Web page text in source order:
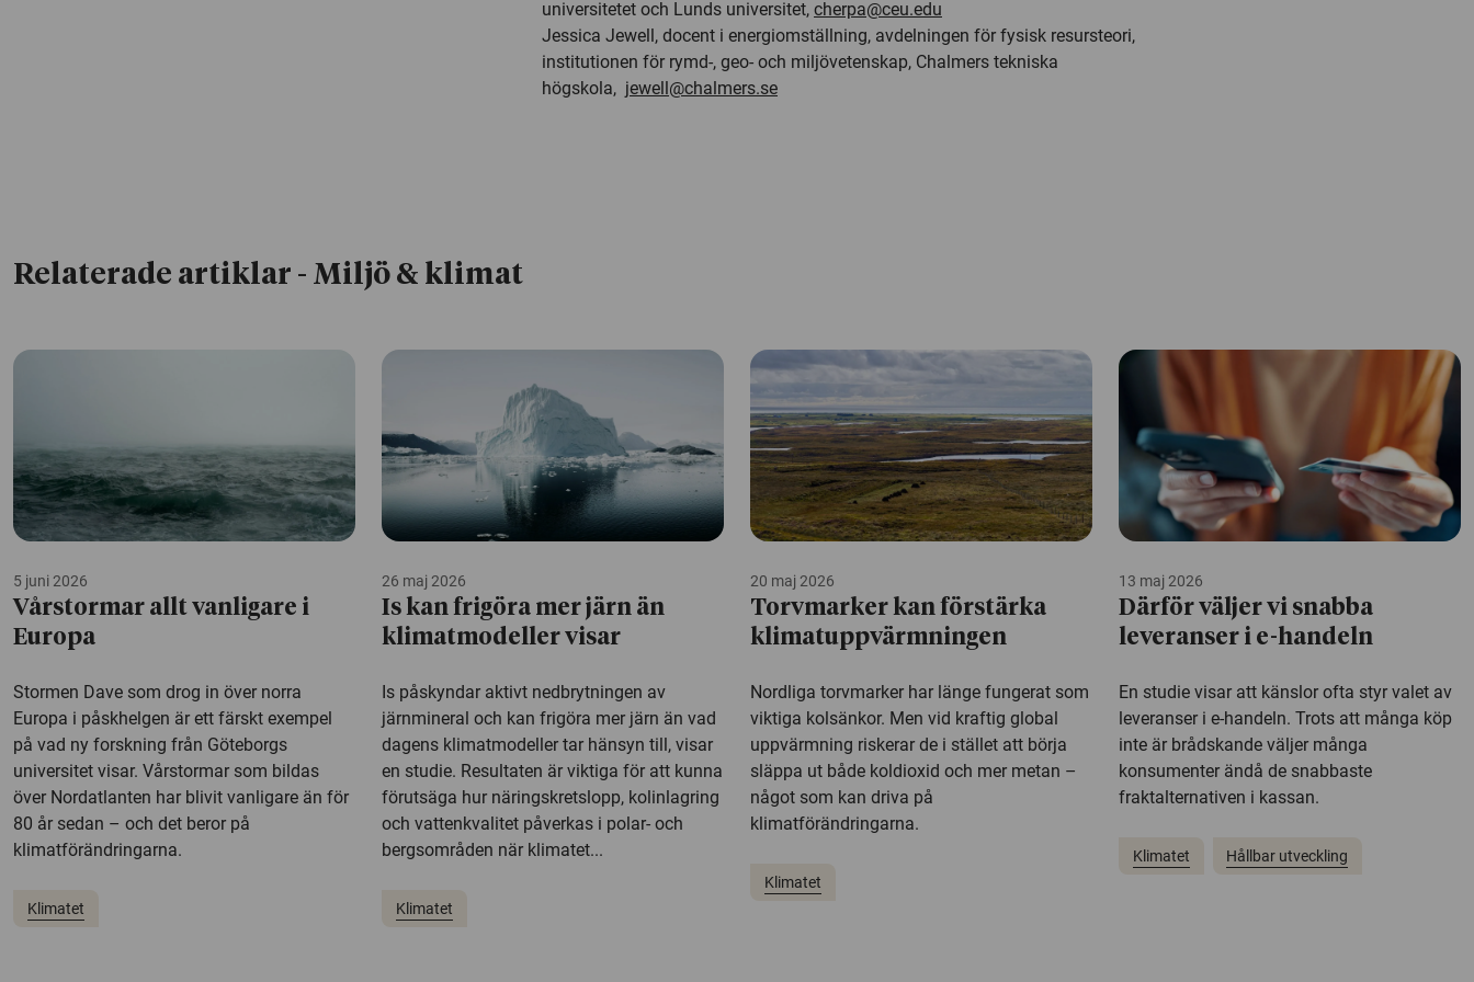
universitetet och Lunds universitet, cherpa@ceu.edu
Jessica Jewell, docent i energiomställning, avdelningen för fysisk resursteori,
institutionen för rymd-, geo- och miljövetenskap, Chalmers tekniska
högskola, jewell@chalmers.se
Relaterade artiklar - Miljö & klimat
5 juni 2026
Vårstormar allt vanligare i
Europa
Stormen Dave som drog in över norra
Europa i påskhelgen är ett färskt exempel
på vad ny forskning från Göteborgs
universitet visar. Vårstormar som bildas
över Nordatlanten har blivit vanligare än för
80 år sedan – och det beror på
klimatförändringarna.
Klimatet
26 maj 2026
Is kan frigöra mer järn än
klimatmodeller visar
Is påskyndar aktivt nedbrytningen av
järnmineral och kan frigöra mer järn än vad
dagens klimatmodeller tar hänsyn till, visar
en studie. Resultaten är viktiga för att kunna
förutsäga hur näringskretslopp, kolinlagring
och vattenkvalitet påverkas i polar- och
bergsområden när klimatet...
Klimatet
20 maj 2026
Torvmarker kan förstärka
klimatuppvärmningen
Nordliga torvmarker har länge fungerat som
viktiga kolsänkor. Men vid kraftig global
uppvärmning riskerar de i stället att börja
släppa ut både koldioxid och mer metan –
något som kan driva på
klimatförändringarna.
Klimatet
13 maj 2026
Därför väljer vi snabba
leveranser i e-handeln
En studie visar att känslor ofta styr valet av
leveranser i e-handeln. Trots att många köp
inte är brådskande väljer många
konsumenter ändå de snabbaste
fraktalternativen i kassan.
Klimatet Hållbar utveckling